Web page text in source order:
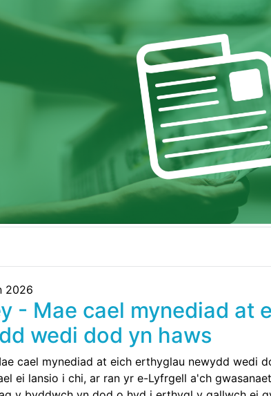
2026
- Mae cael mynediad at
wedi dod yn haws
cael mynediad at eich erthyglau newydd wedi
ei lansio i chi, ar ran yr e-Lyfrgell a'ch